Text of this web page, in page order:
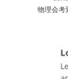
物理会考